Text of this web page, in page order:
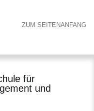
ZUM SEITENANFANG
für
und